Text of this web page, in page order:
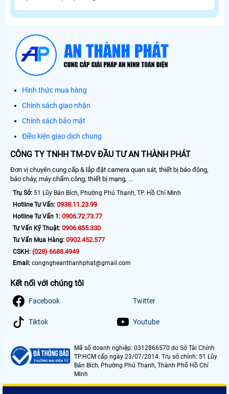
Hình thức mua hàng
Chính sách giao nhận
Chính sách bảo mật
Điều kiện giao dịch chung
CÔNG TY TNHH TM-DV ĐẦU TƯ AN THÀNH PHÁT
Đơn vị chuyên cung cấp & lắp đặt camera quan sát, thiết bị báo động,
báo cháy, máy chấm công, thiết bị mạng, ...
Trụ Sở: 51 Lũy Bán Bích, Phường Phú Thạnh, TP. Hồ Chí Minh
Hotline Tư Vấn: 0938.11.23.99
Hotline Tư Vấn 1: 0906.72.73.77
Tư Vấn Kỹ Thuật: 0906.855.330
Tư Vấn Mua Hàng: 0902.452.577
CSKH: (028) 6688.4949
Email: congngheanthanhphat@gmail.com
Kết nối với chúng tôi
Facebook Twitter
Tiktok Youtube
Mã số doanh nghiệp: 0312866570 do Sở Tài Chính
TP.HCM cấp ngày 23/07/2014. Trụ sở chính: 51 Lũy
Bán Bích, Phường Phú Thạnh, Thành Phố Hồ Chí
Minh